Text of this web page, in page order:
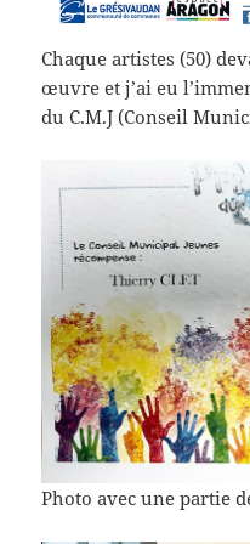
Chaque artistes (50)
œuvre et j’ai eu
du C.M.J (Conseil
Photo avec une partie